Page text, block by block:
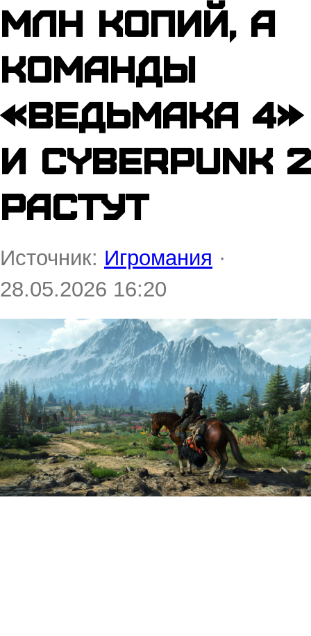
млн копий, а
команды
«Ведьмака 4»
и Cyberpunk 2
растут
Источник: Игромания ·
28.05.2026 16:20